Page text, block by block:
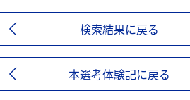
検索結果に戻る
本選考体験記に戻る